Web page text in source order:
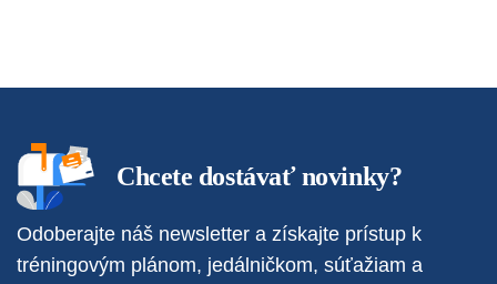
Chcete dostávať novinky?
Odoberajte náš newsletter a získajte prístup k
tréningovým plánom, jedálničkom, súťažiam a